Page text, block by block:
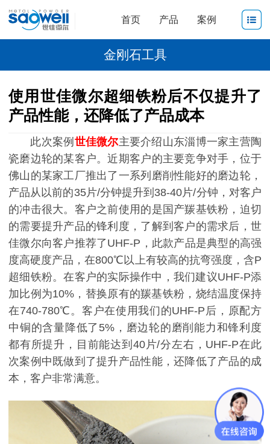
首页 产品 案例
金刚石工具
使用世佳微尔超细铁粉后不仅提升了
产品性能，还降低了产品成本
此次案例 世佳微尔主要介绍山东淄博一家主营陶
瓷磨边轮的某客户。近期客户的主要竞争对手，位于
佛山的某家工厂推出了一系列磨削性能好的磨边轮，
产品从以前的35片/分钟提升到38-40片/分钟，对客户
的冲击很大。客户之前使用的是国产羰基铁粉，迫切
的需要提升产品的锋利度，了解到客户的需求后，世
佳微尔向客户推荐了UHF-P，此款产品是典型的高强
度高硬度产品，在800℃以上有较高的抗弯强度，含P
超细铁粉。在客户的实际操作中，我们建议UHF-P添
加比例为10%，替换原有的羰基铁粉，烧结温度保持
在740-780℃。客户在使用我们的UHF-P后，原配方
中铜的含量降低了5%，磨边轮的磨削能力和锋利度
都有所提升，目前能达到40片/分左右，UHF-P在此
次案例中既做到了提升产品性能，还降低了产品的成
本，客户非常满意。